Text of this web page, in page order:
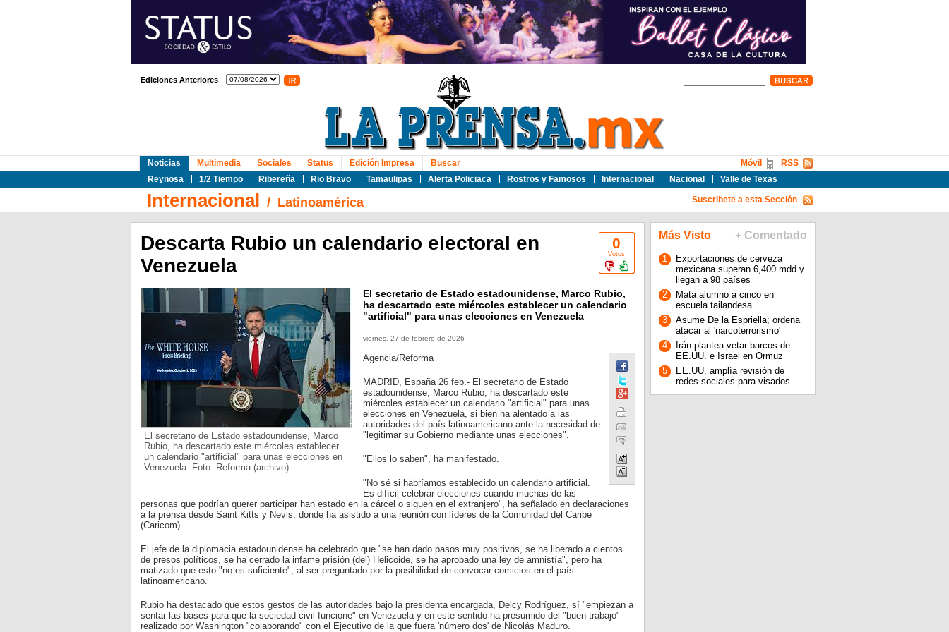
Ediciones Anteriores
Noticias
Reynosa
1/2 Tiempo Ribereña Rio Bravo Tamaulipas Alerta Policiaca Rostros y Famosos Internacional Nacional Valle de Texas
Multimedia Sociales Status Edición Impresa Buscar RSS
Móvil
Internacional / Latinoamérica Suscribete a esta Sección
0
Votos
Descarta Rubio un calendario electoral en
Venezuela
El secretario de Estado estadounidense, Marco
Rubio, ha descartado este miércoles establecer
un calendario "artificial" para unas elecciones en
Venezuela. Foto: Reforma (archivo).
El secretario de Estado estadounidense, Marco Rubio,
ha descartado este miércoles establecer un calendario
"artificial" para unas elecciones en Venezuela
viernes, 27 de febrero de 2026
Agencia/Reforma
MADRID, España 26 feb.- El secretario de Estado
estadounidense, Marco Rubio, ha descartado este
miércoles establecer un calendario "artificial" para unas
elecciones en Venezuela, si bien ha alentado a las
autoridades del país latinoamericano ante la necesidad de
"legitimar su Gobierno mediante unas elecciones".
"Ellos lo saben", ha manifestado.
"No sé si habríamos establecido un calendario artificial.
Es difícil celebrar elecciones cuando muchas de las
personas que podrían querer participar han estado en la cárcel o siguen en el extranjero", ha señalado en declaraciones
a la prensa desde Saint Kitts y Nevis, donde ha asistido a una reunión con líderes de la Comunidad del Caribe
(Caricom).
El jefe de la diplomacia estadounidense ha celebrado que "se han dado pasos muy positivos, se ha liberado a cientos
de presos políticos, se ha cerrado la infame prisión (del) Helicoide, se ha aprobado una ley de amnistía", pero ha
matizado que esto "no es suficiente", al ser preguntado por la posibilidad de convocar comicios en el país
latinoamericano.
Rubio ha destacado que estos gestos de las autoridades bajo la presidenta encargada, Delcy Rodríguez, sí "empiezan a
sentar las bases para que la sociedad civil funcione" en Venezuela y en este sentido ha presumido del "buen trabajo"
realizado por Washington "colaborando" con el Ejecutivo de la que fuera 'número dos' de Nicolás Maduro.
Más Visto + Comentado
1
Exportaciones de cerveza
mexicana superan 6,400 mdd y
llegan a 98 países
2
Mata alumno a cinco en
escuela tailandesa
3
Asume De la Espriella; ordena
atacar al 'narcoterrorismo'
4
Irán plantea vetar barcos de
EE.UU. e Israel en Ormuz
5
EE.UU. amplía revisión de
redes sociales para visados